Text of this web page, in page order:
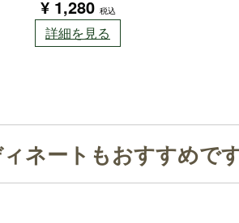
¥ 1,280 税込
詳細を見る
ネートもおすすめで